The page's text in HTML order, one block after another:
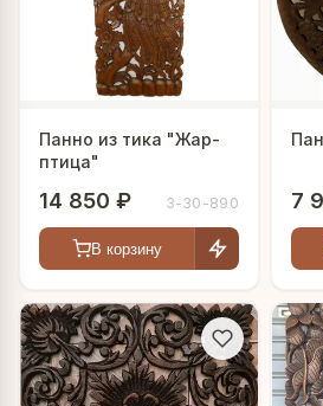
Панно из тика "Жар-
птица"
14 850 ₽ 3-30-890
В корзину
7